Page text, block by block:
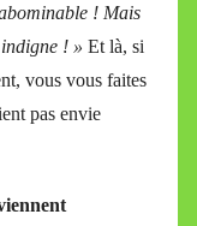
! Mais
! » Et là, si
vous vous faites
pas envie